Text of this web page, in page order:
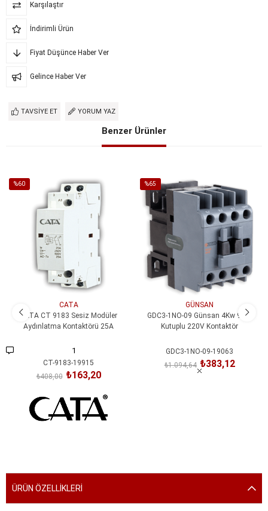
Karşılaştır
İndirimli Ürün
Fiyat Düşünce Haber Ver
Gelince Haber Ver
TAVSIYE ET YORUM YAZ
Benzer Ürünler
%60
%60İndirim
CATA
CATA CT 9183 Sesiz Modüler
Aydınlatma Kontaktörü 25A
1
CT-9183-19915
₺163,20
₺408,00
%65
%65İndirim
GÜNSAN
GDC3-1NO-09 Günsan 4Kw 9A 3
Kutuplu 220V Kontaktör
GDC3-1NO-09-19063
₺383,12
₺1.094,64
ÜRÜN ÖZELLIKLERI